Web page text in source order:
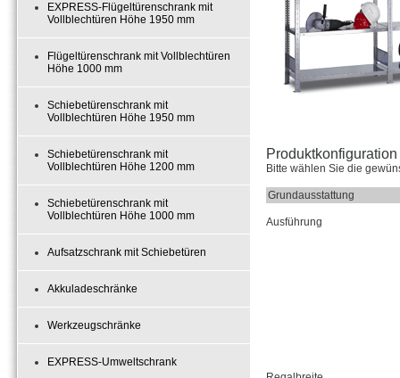
EXPRESS-Flügeltürenschrank mit
Vollblechtüren Höhe 1950 mm
Flügeltürenschrank mit Vollblechtüren
Höhe 1000 mm
Schiebetürenschrank mit
Vollblechtüren Höhe 1950 mm
Schiebetürenschrank mit
Vollblechtüren Höhe 1200 mm
Schiebetürenschrank mit
Vollblechtüren Höhe 1000 mm
Aufsatzschrank mit Schiebetüren
Akkuladeschränke
Werkzeugschränke
EXPRESS-Umweltschrank
Bitte wählen Sie die
Grundausstattung
Ausführung